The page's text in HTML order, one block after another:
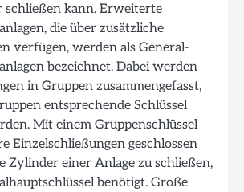
schließen kann. Erweiterte
die über zusätzliche
verfügen, werden als General-
bezeichnet. Dabei werden
in Gruppen zusammengefasst,
entsprechende Schlüssel
Mit einem Gruppenschlüssel
Einzelschließungen geschlossen
Zylinder einer Anlage zu schließen,
benötigt. Große